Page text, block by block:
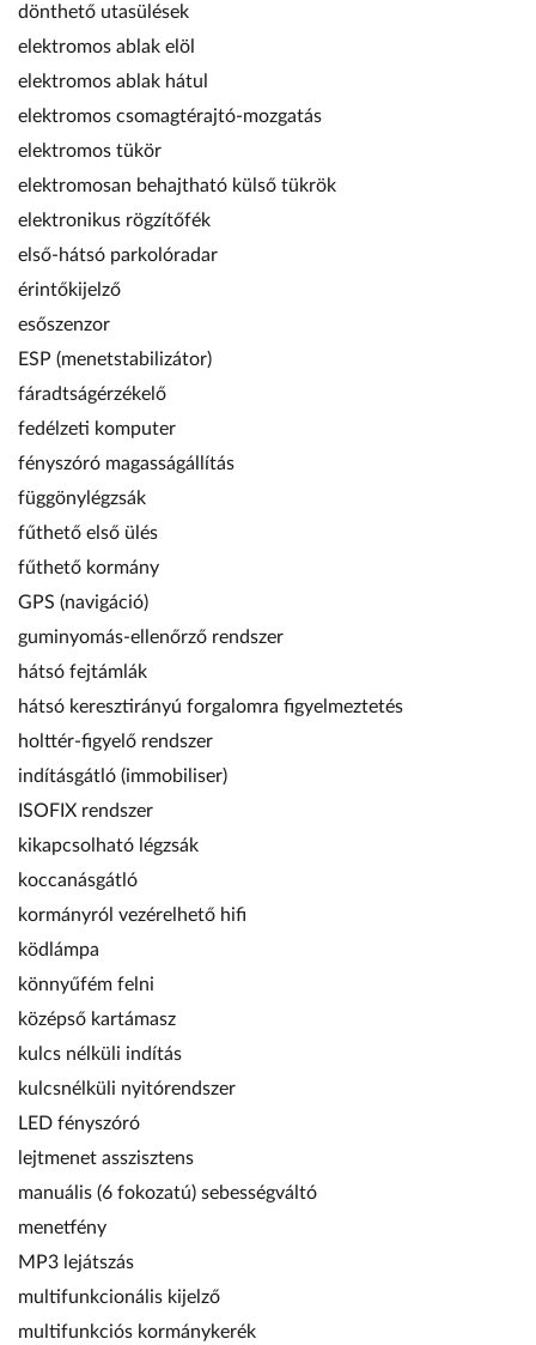
dönthető utasülések
elektromos ablak elöl
elektromos ablak hátul
elektromos csomagtérajtó-mozgatás
elektromos tükör
elektromosan behajtható külső tükrök
elektronikus rögzítőfék
első-hátsó parkolóradar
érintőkijelző
esőszenzor
ESP (menetstabilizátor)
fáradtságérzékelő
fedélzeti komputer
fényszóró magasságállítás
függönylégzsák
fűthető első ülés
fűthető kormány
GPS (navigáció)
guminyomás-ellenőrző rendszer
hátsó fejtámlák
hátsó keresztirányú forgalomra figyelmeztetés
holttér-figyelő rendszer
indításgátló (immobiliser)
ISOFIX rendszer
kikapcsolható légzsák
koccanásgátló
kormányról vezérelhető hifi
ködlámpa
könnyűfém felni
középső kartámasz
kulcs nélküli indítás
kulcsnélküli nyitórendszer
LED fényszóró
lejtmenet asszisztens
manuális (6 fokozatú) sebességváltó
menetfény
MP3 lejátszás
multifunkcionális kijelző
multifunkciós kormánykerék